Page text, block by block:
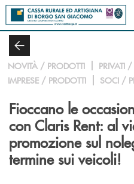
Salta al contenuto principale
NOVITÀ / PRODOTTI
PRIVATI
IMPRESE / PRODOTTI
SOCI /
Fioccano le
con Claris Rent: al
promozione sul
termine sui veicoli!